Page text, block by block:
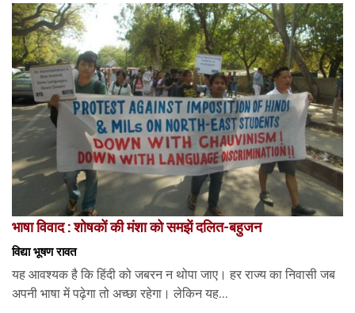
भाषा विवाद : शोषकों की मंशा को समझें दलित-बहुजन
विद्या भूषण रावत
यह आवश्यक है कि हिंदी को जबरन न थोपा जाए। हर राज्य का निवासी जब
अपनी भाषा में पढ़ेगा तो अच्छा रहेगा। लेकिन यह...